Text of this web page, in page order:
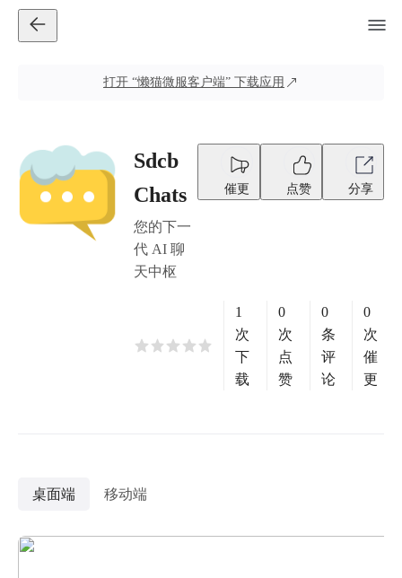
打开 “懒猫微服客户端” 下载应用
Sdcb
Chats
您的下一
代 AI 聊
天中枢
催更 点赞 分享
1
次
下
载
0
次
点
赞
0
条
评
论
0
次
催
更
桌面端 移动端